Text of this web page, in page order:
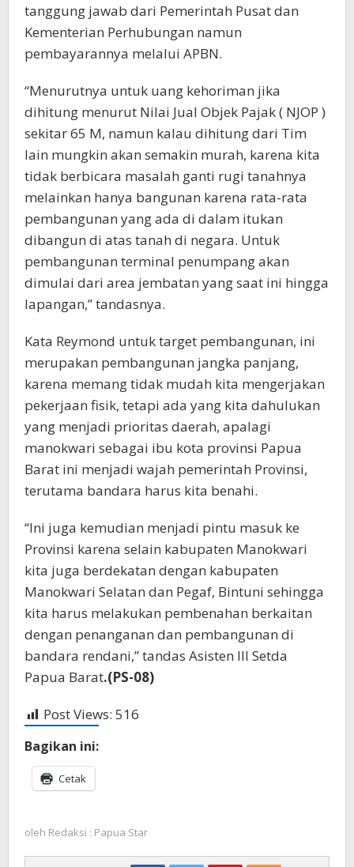
tanggung jawab dari Pemerintah Pusat dan
Kementerian Perhubungan namun
pembayarannya melalui APBN.
“Menurutnya untuk uang kehoriman jika
dihitung menurut Nilai Jual Objek Pajak ( NJOP )
sekitar 65 M, namun kalau dihitung dari Tim
lain mungkin akan semakin murah, karena kita
tidak berbicara masalah ganti rugi tanahnya
melainkan hanya bangunan karena rata-rata
pembangunan yang ada di dalam itukan
dibangun di atas tanah di negara. Untuk
pembangunan terminal penumpang akan
dimulai dari area jembatan yang saat ini hingga
lapangan,” tandasnya.
Kata Reymond untuk target pembangunan, ini
merupakan pembangunan jangka panjang,
karena memang tidak mudah kita mengerjakan
pekerjaan fisik, tetapi ada yang kita dahulukan
yang menjadi prioritas daerah, apalagi
manokwari sebagai ibu kota provinsi Papua
Barat ini menjadi wajah pemerintah Provinsi,
terutama bandara harus kita benahi.
“Ini juga kemudian menjadi pintu masuk ke
Provinsi karena selain kabupaten Manokwari
kita juga berdekatan dengan kabupaten
Manokwari Selatan dan Pegaf, Bintuni sehingga
kita harus melakukan pembenahan berkaitan
dengan penanganan dan pembangunan di
bandara rendani,” tandas Asisten III Setda
Papua Barat.(PS-08)
Post Views: 516
Bagikan ini:
Cetak
oleh Redaksi : Papua Star